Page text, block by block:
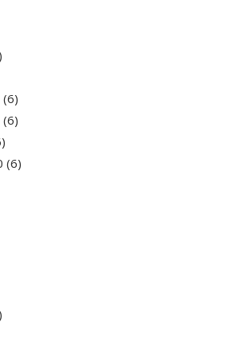
(6)
(6)
(6)